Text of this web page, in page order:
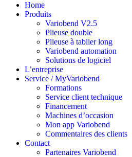
Home
Produits
Variobend V2.5
Plieuse double
Plieuse à tablier long
Variobend automation
Solutions de logiciel
L’entreprise
Service / MyVariobend
Formations
Service client technique
Financement
Machines d’occasion
Mon app Variobend
Commentaires des clients
Contact
Partenaires Variobend